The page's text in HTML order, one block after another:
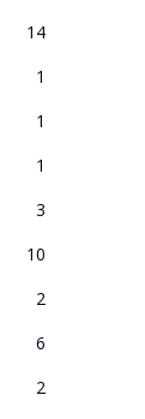
14
1
1
1
3
10
2
6
2